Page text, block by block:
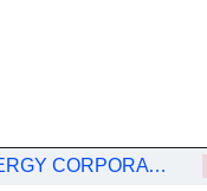
TC ENERGY CORPORATION